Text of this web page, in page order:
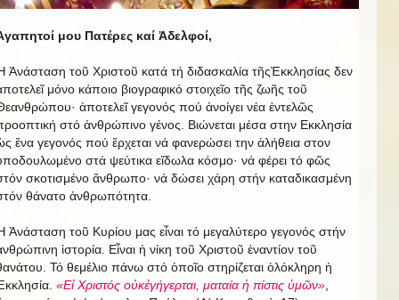
μου Πατέρες καί Ἀδελφοί,
Ἀνάσταση τοῦ Χριστοῦ κατά τή διδασκαλία τῆςἘκκλησίας δεν
μόνο κάποιο βιογραφικό στοιχεῖο τῆς ζωῆς τοῦ
ἀποτελεῖ γεγονός πού ἀνοίγει νέα ἐντελῶς
στό ἀνθρώπινο γένος. Βιώνεται μέσα στην Εκκλησία
ἕνα γεγονός πού ἔρχεται νά φανερώσει την ἀλήθεια στον
στά ψεύτικα εἴδωλα κόσμο· νά φέρει τό φῶς
σκοτισμένο ἄνθρωπο· νά δώσει χάρη στήν καταδικασμένη
θάνατο ἀνθρωπότητα.
Ἀνάσταση τοῦ Κυρίου μας εἶναι τό μεγαλύτερο γεγονός στήν
ἱστορία. Εἶναι ἡ νίκη τοῦ Χριστοῦ ἐναντίον τοῦ
Τό θεμέλιο πάνω στό ὁποῖο στηρίζεται ὁλόκληρη ἡ
«Εἰ Χριστός οὐκἐγήγερται, ματαία ἡ πίστις ὑμῶν»,